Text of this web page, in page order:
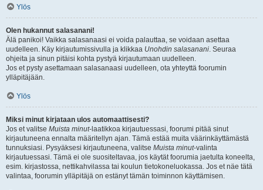
Ylös
Olen hukannut salasanani!
Älä panikoi! Vaikka salasanaasi ei voida palauttaa, se voidaan asettaa
uudelleen. Käy kirjautumissivulla ja klikkaa Unohdin salasanani. Seuraa
ohjeita ja sinun pitäisi kohta pystyä kirjautumaan uudelleen.
Jos et pysty asettamaan salasanaasi uudelleen, ota yhteyttä foorumin
ylläpitäjään.
Ylös
Miksi minut kirjataan ulos automaattisesti?
Jos et valitse Muista minut-laatikkoa kirjautuessasi, foorumi pitää sinut
kirjautuneena ennalta määritellyn ajan. Tämä estää muita väärinkäyttämästä
tunnuksiasi. Pysyäksesi kirjautuneena, valitse Muista minut-valinta
kirjautuessasi. Tämä ei ole suositeltavaa, jos käytät foorumia jaetulta koneelta,
esim. kirjastossa, nettikahvilassa tai koulun tietokoneluokassa. Jos et näe tätä
valintaa, foorumin ylläpitäjä on estänyt tämän toiminnon käyttämisen.